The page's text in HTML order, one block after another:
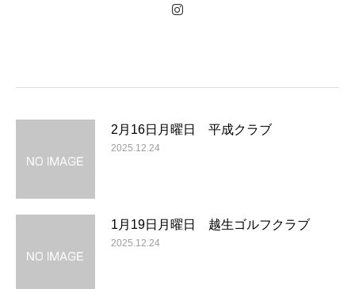
2月16日月曜日 平成クラブ
2025.12.24
1月19日月曜日 越生ゴルフクラブ
2025.12.24